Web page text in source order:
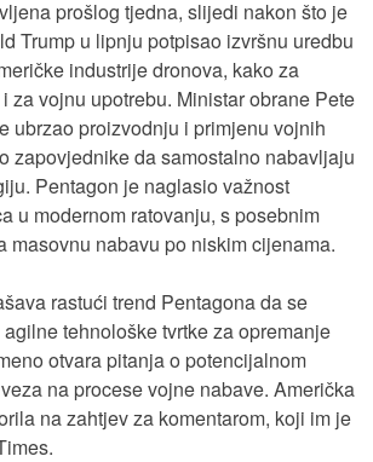
prošlog tjedna, slijedi nakon što je
Trump u lipnju potpisao izvršnu uredbu
industrije dronova, kako za
za vojnu upotrebu. Ministar obrane Pete
ubrzao proizvodnju i primjenu vojnih
zapovjednike da samostalno nabavljaju
Pentagon je naglasio važnost
u modernom ratovanju, s posebnim
masovnu nabavu po niskim cijenama.
rastući trend Pentagona da se
tehnološke tvrtke za opremanje
otvara pitanja o potencijalnom
na procese vojne nabave. Američka
na zahtjev za komentarom, koji im je